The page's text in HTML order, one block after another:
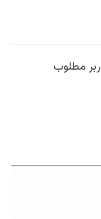
مطلوب